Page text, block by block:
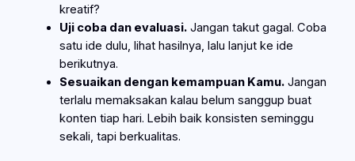
kreatif?
Uji coba dan evaluasi.Jangan takut gagal. Coba
satu ide dulu, lihat hasilnya, lalu lanjut ke ide
berikutnya.
Sesuaikan dengan kemampuan Kamu.Jangan
terlalu memaksakan kalau belum sanggup buat
konten tiap hari. Lebih baik konsisten seminggu
sekali, tapi berkualitas.